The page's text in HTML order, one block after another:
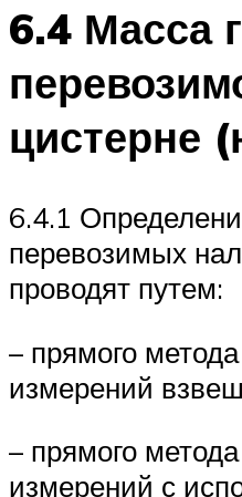
6.4 Масса
цистерне
6.4.1
перевозимых
проводят путем:
– прямого
измерений
– прямого
измерений с